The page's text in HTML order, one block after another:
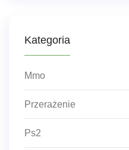
Kategoria
Mmo
Przerażenie
Ps2